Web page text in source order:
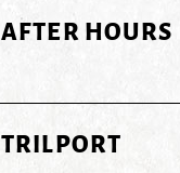
AFTER HOURS
TRILPORT